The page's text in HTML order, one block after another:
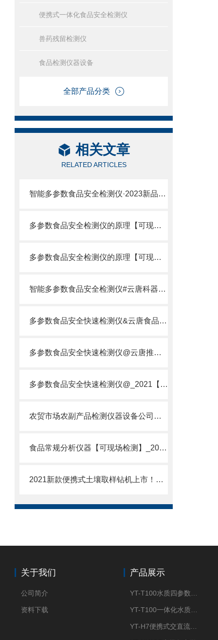
便携式一体化食品安全检测仪
兽药残留检测仪
食品检测仪器设备
全部产品分类
相关文章
RELATED ARTICLES
智能多参数食品安全检测仪·2023新品精选·智能多参数食品安全检测仪
多参数食品安全检测仪的原理【可现场检测】_2022多参数食品安全检测仪
多参数食品安全检测仪的原理【可现场检测】多参数食品安全检测仪的原理
智能多参数食品安全检测仪#云唐科器#新款智能多参数食品安全检测仪
多参数食品安全快速检测仪&云唐食品方案&多参数食品安全检测仪
多参数食品安全快速检测仪@云唐推荐多参数食品安全检测仪
多参数食品安全快速检测仪@_2021【多参数食品安全检测仪DE厂家】
农贸市场农副产品检测仪器设备公司有哪些
食品常规分析仪器【可现场检测】_2022旋转式食品常规分析仪器
2021新款便携式土壤取样钻机上市！@新品推荐便携式DE土壤取样钻机
关于我们
公司简介
资料下载
产品展示